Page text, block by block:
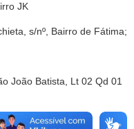
JK
s/nº, Bairro de Fátima;
João Batista, Lt 02 Qd 01